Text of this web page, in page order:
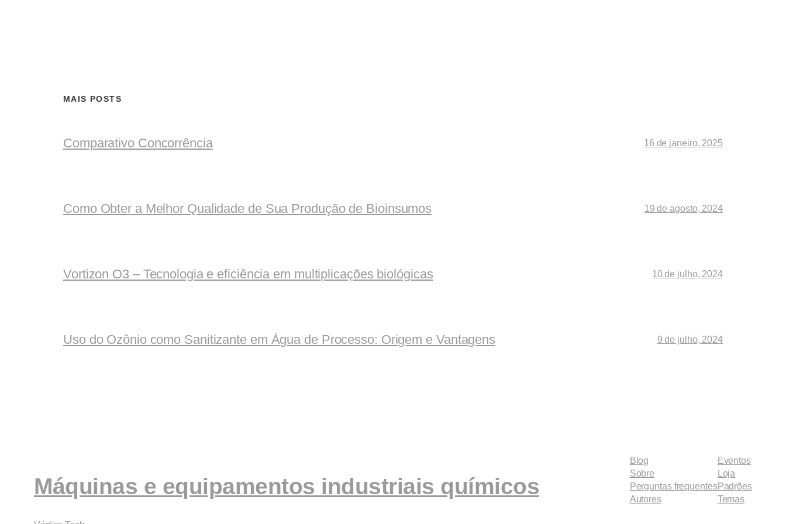
MAIS POSTS
Comparativo Concorrência 16 de janeiro, 2025
Como Obter a Melhor Qualidade de Sua Produção de Bioinsumos 19 de agosto, 2024
Vortizon O3 – Tecnologia e eficiência em multiplicações biológicas 10 de julho, 2024
Uso do Ozônio como Sanitizante em Água de Processo: Origem e Vantagens 9 de julho, 2024
Máquinas e equipamentos industriais químicos
Blog
Sobre
Perguntas frequentes
Autores
Eventos
Loja
Padrões
Temas